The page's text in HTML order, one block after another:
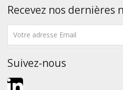
Recevez nos dernières
Suivez-nous